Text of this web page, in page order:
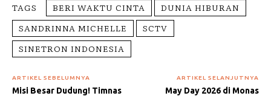
TAGS BERI WAKTU CINTA
DUNIA HIBURAN
SANDRINNA MICHELLE
SCTV
SINETRON INDONESIA
ARTIKEL SEBELUMNYA
Misi Besar Dudung! Timnas
ARTIKEL SELANJUTNYA
May Day 2026 di Monas